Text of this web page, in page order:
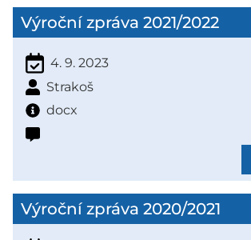
Výroční zpráva 2021/2022
4. 9. 2023
Strakoš
docx
Výroční zpráva 2020/2021